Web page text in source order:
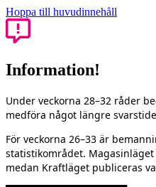
Hoppa till huvudinnehåll
Information!
Under veckorna 28–32 råder
medföra något längre
För veckorna 26–33 är
statistikområdet.
medan Kraftläget publiceras